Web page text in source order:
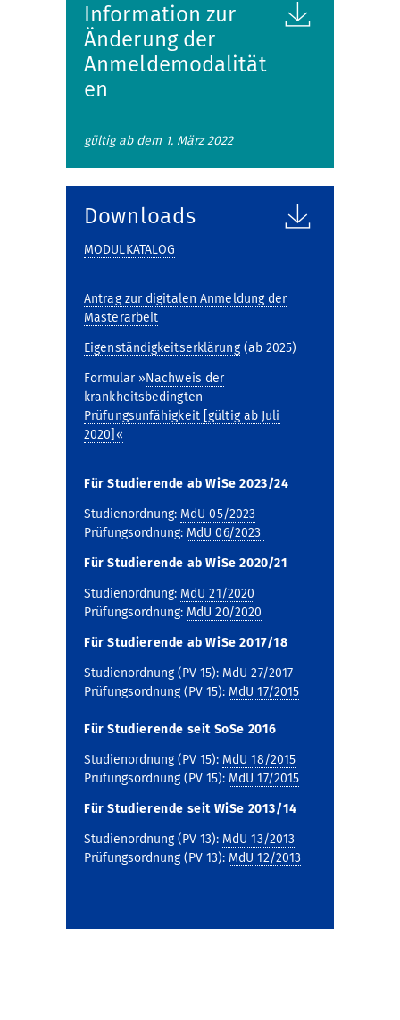
Information zur
Änderung der
Anmeldemodalität
en
gültig ab dem 1. März 2022
Downloads
MODULKATALOG
Antrag zur digitalen Anmeldung der
Masterarbeit
Eigenständigkeitserklärung(ab 2025)
Formular »Nachweis der
krankheitsbedingten
Prüfungsunfähigkeit [gültig ab Juli
2020]«
Für Studierende ab WiSe 2023/24
Studienordnung: MdU 05/2023
Prüfungsordnung: MdU 06/2023
Für Studierende ab WiSe 2020/21
Studienordnung: MdU 21/2020
Prüfungsordnung: MdU 20/2020
Für Studierende ab WiSe 2017/18
Studienordnung (PV 15): MdU 27/2017
Prüfungsordnung (PV 15): MdU 17/2015
Für Studierende seit SoSe 2016
Studienordnung (PV 15): MdU 18/2015
Prüfungsordnung (PV 15): MdU 17/2015
Für Studierende seit WiSe 2013/14
Studienordnung (PV 13): MdU 13/2013
Prüfungsordnung (PV 13): MdU 12/2013